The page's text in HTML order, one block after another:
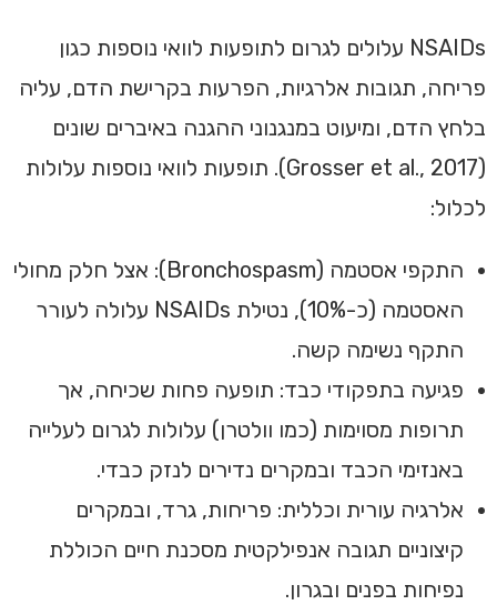
NSAIDs עלולים לגרום לתופעות לוואי נוספות כגון
פריחה, תגובות אלרגיות, הפרעות בקרישת הדם, עליה
בלחץ הדם, ומיעוט במנגנוני ההגנה באיברים שונים
(Grosser et al., 2017). תופעות לוואי נוספות עלולות
לכלול:
התקפי אסטמה (Bronchospasm): אצל חלק מחולי
האסטמה (כ-10%), נטילת NSAIDs עלולה לעורר
התקף נשימה קשה.
פגיעה בתפקודי כבד: תופעה פחות שכיחה, אך
תרופות מסוימות (כמו וולטרן) עלולות לגרום לעלייה
באנזימי הכבד ובמקרים נדירים לנזק כבדי.
אלרגיה עורית וכללית: פריחות, גרד, ובמקרים
קיצוניים תגובה אנפילקטית מסכנת חיים הכוללת
נפיחות בפנים ובגרון.